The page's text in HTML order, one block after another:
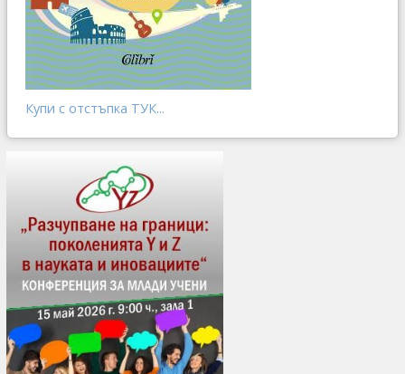
Купи с отстъпка ТУК...